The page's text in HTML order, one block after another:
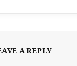
A REPLY